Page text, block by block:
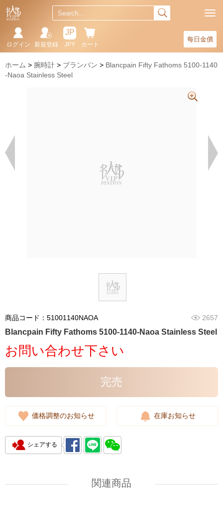
每日金價
カート
JP
JPY
新規登録
ログイン
ホーム 腕時計 ブランパン
Blancpain Fifty Fathoms 5100-1140
-Naoa Stainless Steel
商品コード：51001140NAOA 2657
Blancpain Fifty Fathoms 5100-1140-Naoa Stainless Steel
お問い合わせ下さい
完売
価格調整のお知らせ 在庫お知らせ
シェアする
関連商品